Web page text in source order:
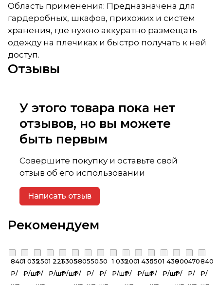
Область применения: Предназначена для
гардеробных, шкафов, прихожих и систем
хранения, где нужно аккуратно размещать
одежду на плечиках и быстро получать к ней
доступ.
Отзывы
У этого товара пока нет
отзывов, но вы можете
быть первым
Совершите покупку и оставьте свой
отзыв об его использовании
Написать отзыв
Рекомендуем
840
₽/
1 035
₽/шт
250
₽/
1 225
₽/шт
1 305
₽/шт
580
₽/
550
₽/
50
₽/
1 035
₽/шт
200
₽/
1 430
₽/шт
550
₽/
1 430
₽/шт
900
₽/
470
₽/
840
₽/